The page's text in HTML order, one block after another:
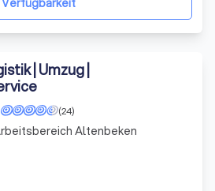
Verfügbarkeit
| Umzug |
(24)
Altenbeken